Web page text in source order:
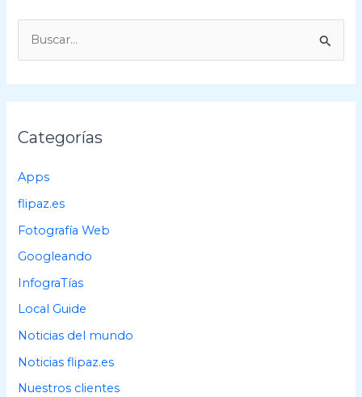
c
r
p
Categorías
Apps
flipaz.es
Fotografía Web
Googleando
InfograTías
Local Guide
Noticias del mundo
Noticias flipaz.es
Nuestros clientes